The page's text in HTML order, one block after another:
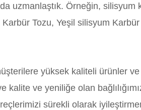
uzmanlaştık. Örneğin,
Tozu, Yeşil silisyum
yüksek kaliteli ürünler
kalite ve yeniliğe olan
sürekli olarak